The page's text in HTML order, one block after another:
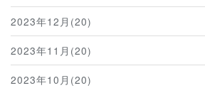
2023年12月(20)
2023年11月(20)
2023年10月(20)